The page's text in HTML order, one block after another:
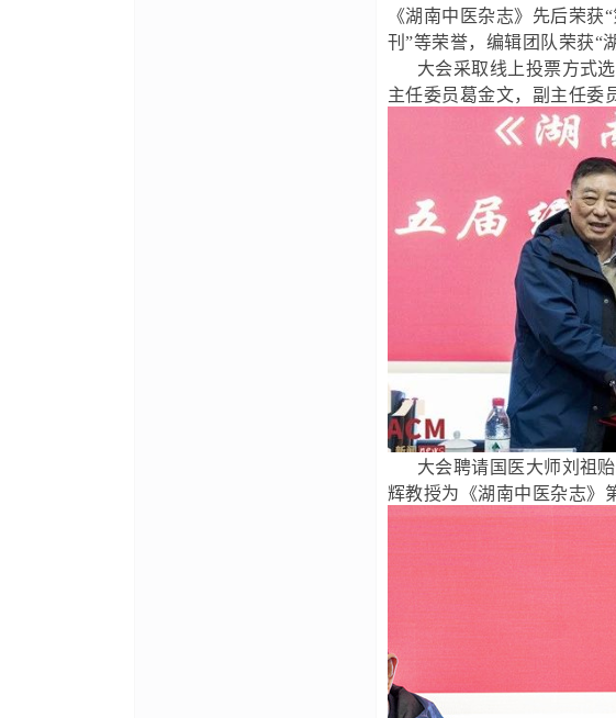
《湖南中医杂志》先后荣
刊”等荣誉，编辑团队荣获“
大会采取线上投票方式选
主任委员葛金文，副主任委
大会聘请国医大师刘祖贻
辉教授为《湖南中医杂志》